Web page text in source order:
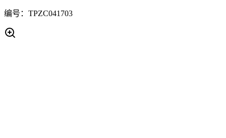
编号：TPZC041703